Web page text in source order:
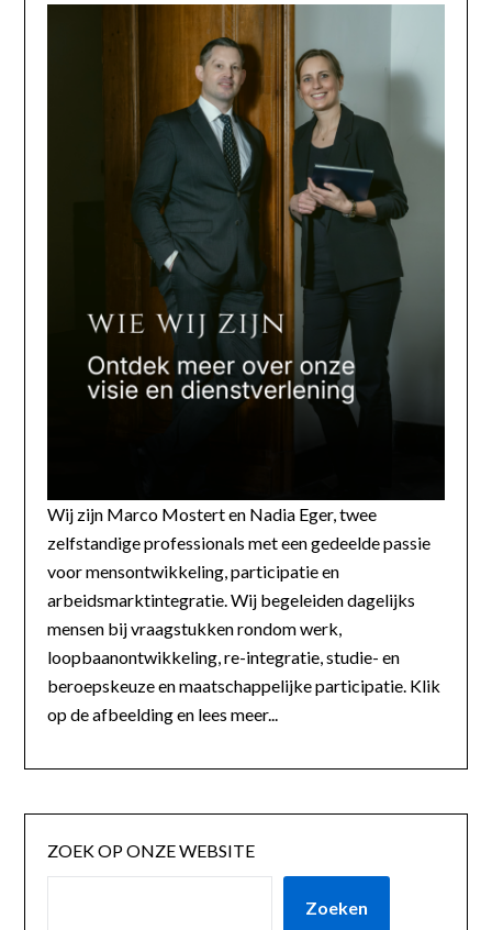
Wij zijn Marco Mostert en Nadia Eger, twee
zelfstandige professionals met een gedeelde passie
voor mensontwikkeling, participatie en
arbeidsmarktintegratie. Wij begeleiden dagelijks
mensen bij vraagstukken rondom werk,
loopbaanontwikkeling, re-integratie, studie- en
beroepskeuze en maatschappelijke participatie. Klik
op de afbeelding en lees meer...
ZOEK OP ONZE WEBSITE
Zoeken